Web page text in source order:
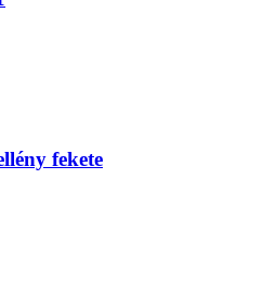
fekete